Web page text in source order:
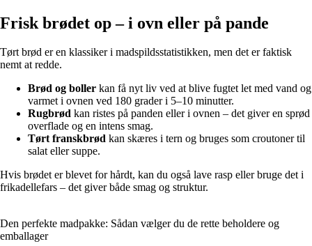
Frisk brødet op – i ovn eller på pande
Tørt brød er en klassiker i madspildsstatistikken, men det er faktisk
nemt at redde.
Brød og boller kan få nyt liv ved at blive fugtet let med vand og
varmet i ovnen ved 180 grader i 5–10 minutter.
Rugbrød kan ristes på panden eller i ovnen – det giver en sprød
overflade og en intens smag.
Tørt franskbrød kan skæres i tern og bruges som croutoner til
salat eller suppe.
Hvis brødet er blevet for hårdt, kan du også lave rasp eller bruge det i
frikadellefars – det giver både smag og struktur.
Den perfekte madpakke: Sådan vælger du de rette beholdere og
emballager